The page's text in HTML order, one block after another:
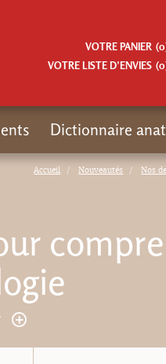
Accueil Nouveautés Nos
VOTRE PANIER (0
VOTRE LISTE D’ENVIES (0
Dictionnaire